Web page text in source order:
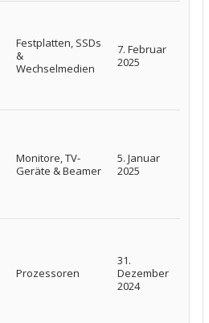
Festplatten, SSDs
&
Wechselmedien
7. Februar
2025
Monitore, TV-
Geräte & Beamer
5. Januar
2025
Prozessoren
31.
Dezember
2024